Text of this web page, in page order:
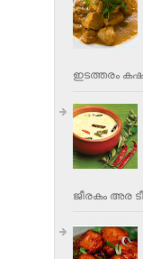
ഇടത്തരം
ജീരകം അര